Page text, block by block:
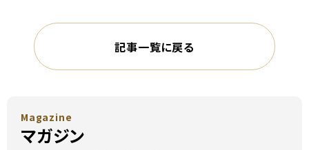
記事一覧に戻る
Magazine
マガジン